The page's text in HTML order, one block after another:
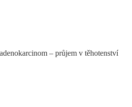
– průjem v těhotenství